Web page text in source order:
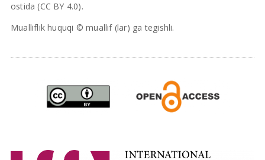
ostida (CC BY 4.0).
Mualliflik huquqi © muallif (lar) ga tegishli.